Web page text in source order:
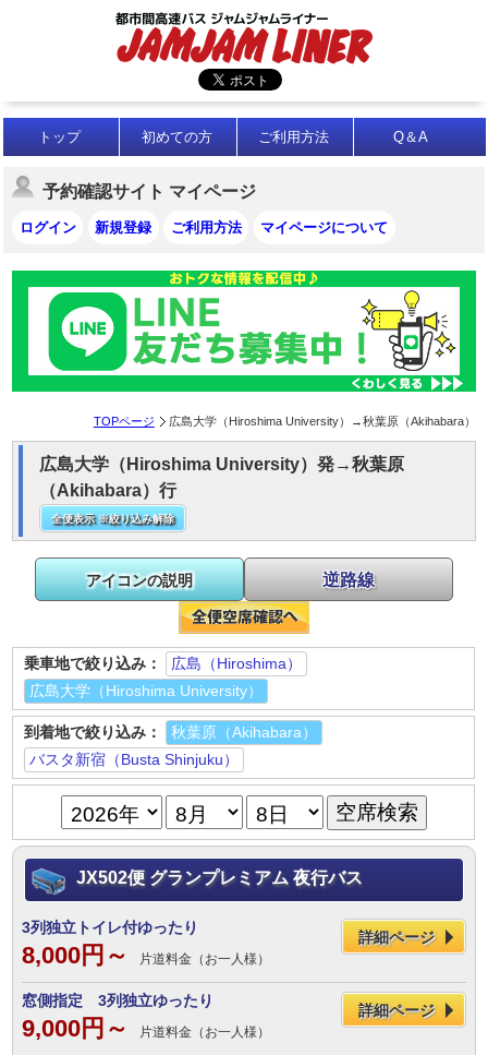
トップ 初めての方 ご利用方法 Q＆A
予約確認サイト マイページ
ログイン 新規登録 ご利用方法 マイページについて
TOPページ 広島大学（Hiroshima University）→秋葉原（Akihabara）
広島大学（Hiroshima University）発→秋葉原
（Akihabara）行
全便表示 ※絞り込み解除
乗車地で絞り込み：
広島（Hiroshima）
広島大学（Hiroshima University）
到着地で絞り込み：
秋葉原（Akihabara）
バスタ新宿（Busta Shinjuku）
アイコンの説明 逆路線
JX502便 グランプレミアム 夜行バス
3列独立トイレ付ゆったり
8,000円～ 片道料金（お一人様）
詳細ページ
窓側指定 3列独立ゆったり
9,000円～ 片道料金（お一人様）
詳細ページ